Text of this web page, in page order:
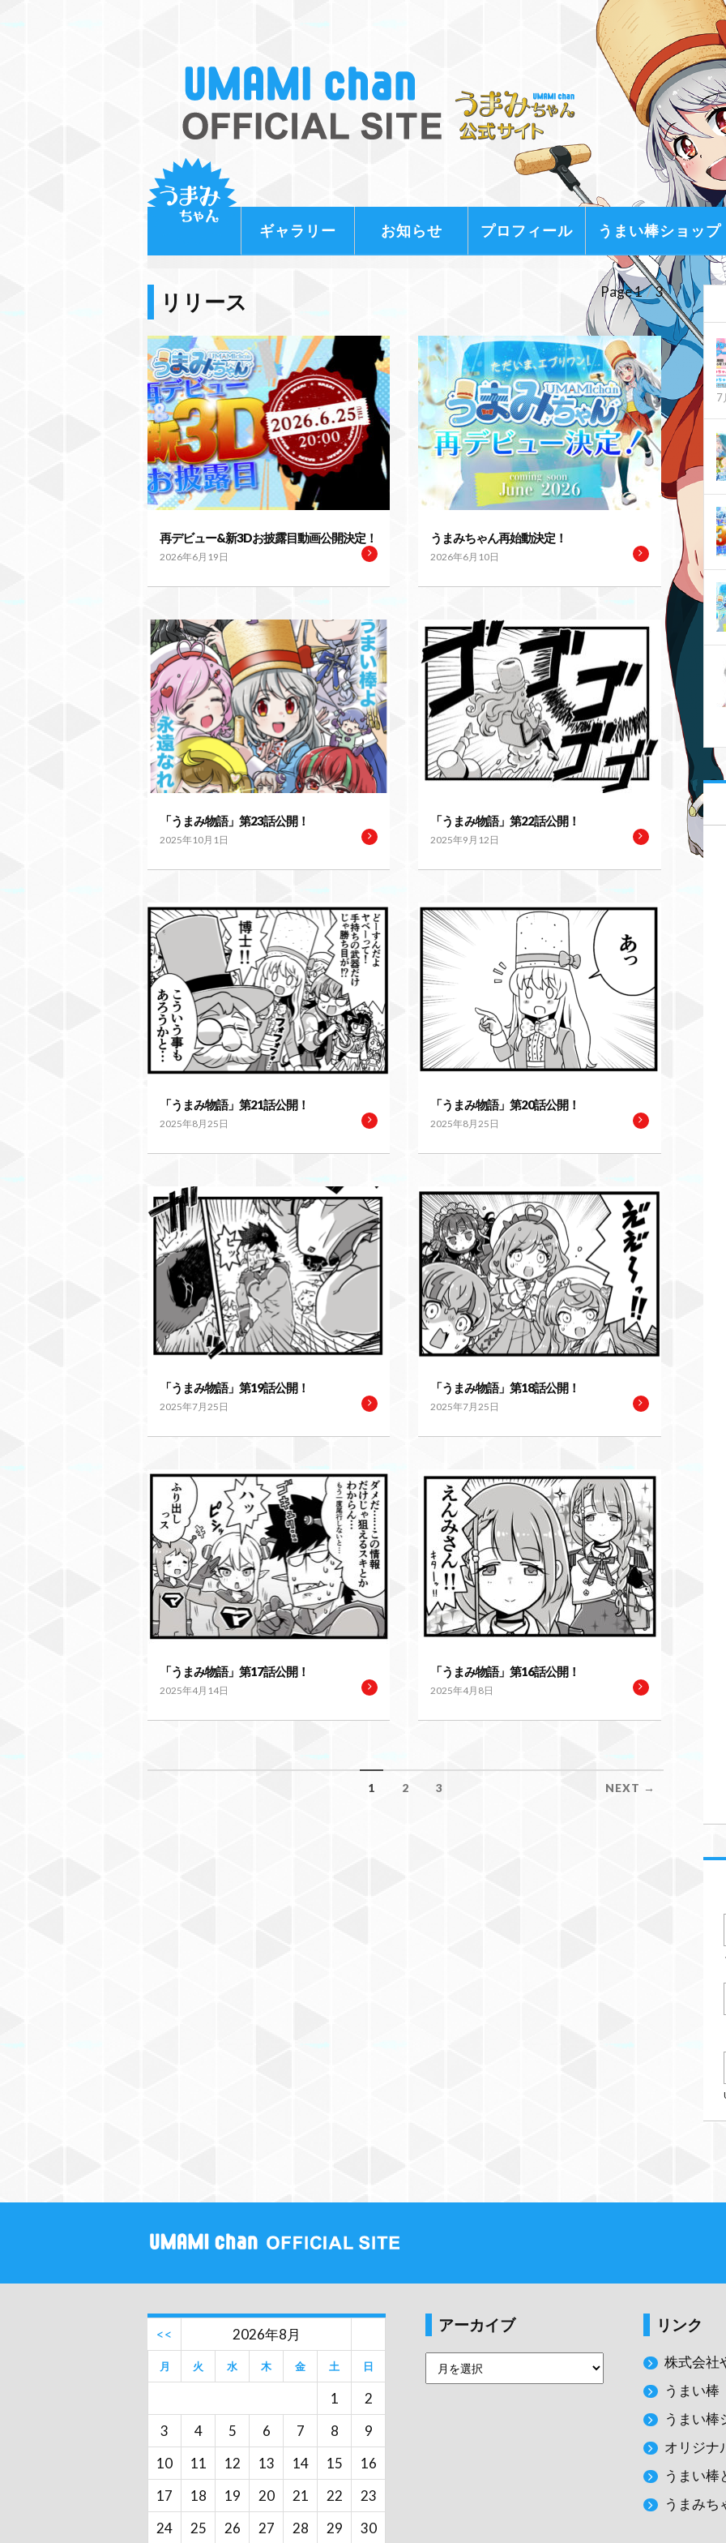
ギャラリー お知らせ プロフィール うまい棒ショップ
リリース Page 1 / 3
再デビュー&新3Dお披露目動画公開決定！
2026年6月19日
うまみちゃん再始動決定！
2026年6月10日
「うまみ物語」第23話公開！
2025年10月1日
「うまみ物語」第22話公開！
2025年9月12日
「うまみ物語」第21話公開！
2025年8月25日
「うまみ物語」第20話公開！
2025年8月25日
「うまみ物語」第19話公開！
2025年7月25日
「うまみ物語」第18話公開！
2025年7月25日
「うまみ物語」第17話公開！
2025年4月14日
「うまみ物語」第16話公開！
2025年4月8日
1 2 3 NEXT →
7
<< 2026年8月
月 火 水 木 金 土 日
1
2
3
4 5 6 7 8
9
10
11 12 13 14 15
16
17
18 19 20 21 22
23
24
25 26 27 28 29 30
アーカイブ リンク
株式会社
うまい棒
うまい棒
オリジナ
うまい棒
うまみち